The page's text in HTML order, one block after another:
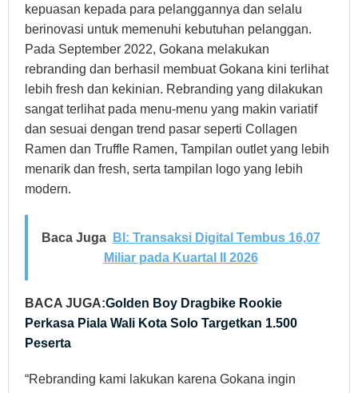
kepuasan kepada para pelanggannya dan selalu
berinovasi untuk memenuhi kebutuhan pelanggan.
Pada September 2022, Gokana melakukan
rebranding dan berhasil membuat Gokana kini terlihat
lebih fresh dan kekinian. Rebranding yang dilakukan
sangat terlihat pada menu-menu yang makin variatif
dan sesuai dengan trend pasar seperti Collagen
Ramen dan Truffle Ramen, Tampilan outlet yang lebih
menarik dan fresh, serta tampilan logo yang lebih
modern.
Baca Juga
BI: Transaksi Digital Tembus 16,07
Miliar pada Kuartal II 2026
BACA JUGA:Golden Boy Dragbike Rookie
Perkasa Piala Wali Kota Solo Targetkan 1.500
Peserta
“Rebranding kami lakukan karena Gokana ingin